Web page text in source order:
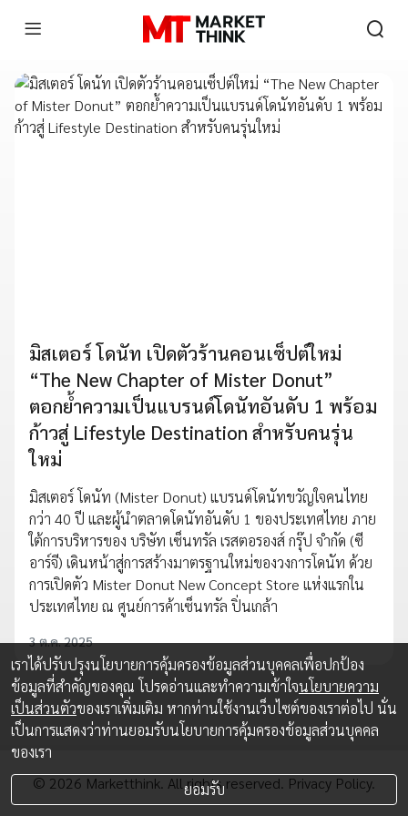
มิสเตอร์ โดนัท เปิดตัวร้านคอนเซ็ปต์ใหม่
“The New Chapter of Mister Donut”
ตอกย้ำความเป็นแบรนด์โดนัทอันดับ 1 พร้อม
ก้าวสู่ Lifestyle Destination สำหรับคนรุ่น
ใหม่
มิสเตอร์ โดนัท (Mister Donut) แบรนด์โดนัทขวัญใจคนไทย
กว่า 40 ปี และผู้นำตลาดโดนัทอันดับ 1 ของประเทศไทย ภาย
ใต้การบริหารของ บริษัท เซ็นทรัล เรสตอรองส์ กรุ๊ป จำกัด (ซี
อาร์จี) เดินหน้าสู่การสร้างมาตรฐานใหม่ของวงการโดนัท ด้วย
การเปิดตัว Mister Donut New Concept Store แห่งแรกใน
ประเทศไทย ณ ศูนย์การค้าเซ็นทรัล ปิ่นเกล้า
3 ต.ค. 2025
© 2026 Marketthink. All rights reserved. Privacy Policy.
เราได้ปรับปรุงนโยบายการคุ้มครองข้อมูลส่วนบุคคลเพื่อปกป้อง
ข้อมูลที่สำคัญของคุณ โปรดอ่านและทำความเข้าใจนโยบายความ
เป็นส่วนตัวของเราเพิ่มเติม หากท่านใช้งานเว็บไซต์ของเราต่อไป นั่น
เป็นการแสดงว่าท่านยอมรับนโยบายการคุ้มครองข้อมูลส่วนบุคคล
ของเรา
ยอมรับ